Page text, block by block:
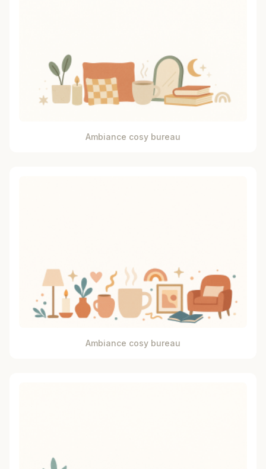
Ambiance cosy bureau
Ambiance cosy bureau